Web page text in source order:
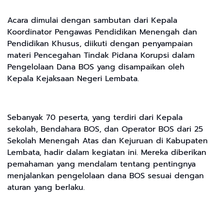
Acara dimulai dengan sambutan dari Kepala
Koordinator Pengawas Pendidikan Menengah dan
Pendidikan Khusus, diikuti dengan penyampaian
materi Pencegahan Tindak Pidana Korupsi dalam
Pengelolaan Dana BOS yang disampaikan oleh
Kepala Kejaksaan Negeri Lembata.
Sebanyak 70 peserta, yang terdiri dari Kepala
sekolah, Bendahara BOS, dan Operator BOS dari 25
Sekolah Menengah Atas dan Kejuruan di Kabupaten
Lembata, hadir dalam kegiatan ini. Mereka diberikan
pemahaman yang mendalam tentang pentingnya
menjalankan pengelolaan dana BOS sesuai dengan
aturan yang berlaku.